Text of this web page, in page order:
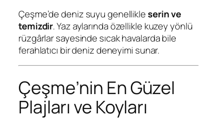
Çeşme’de deniz suyu genellikleserin ve
temizdir. Yaz aylarında özellikle kuzey yönlü
rüzgârlar sayesinde sıcak havalarda bile
ferahlatıcı bir deniz deneyimi sunar.
Çeşme’nin En Güzel
Plajları ve Koyları